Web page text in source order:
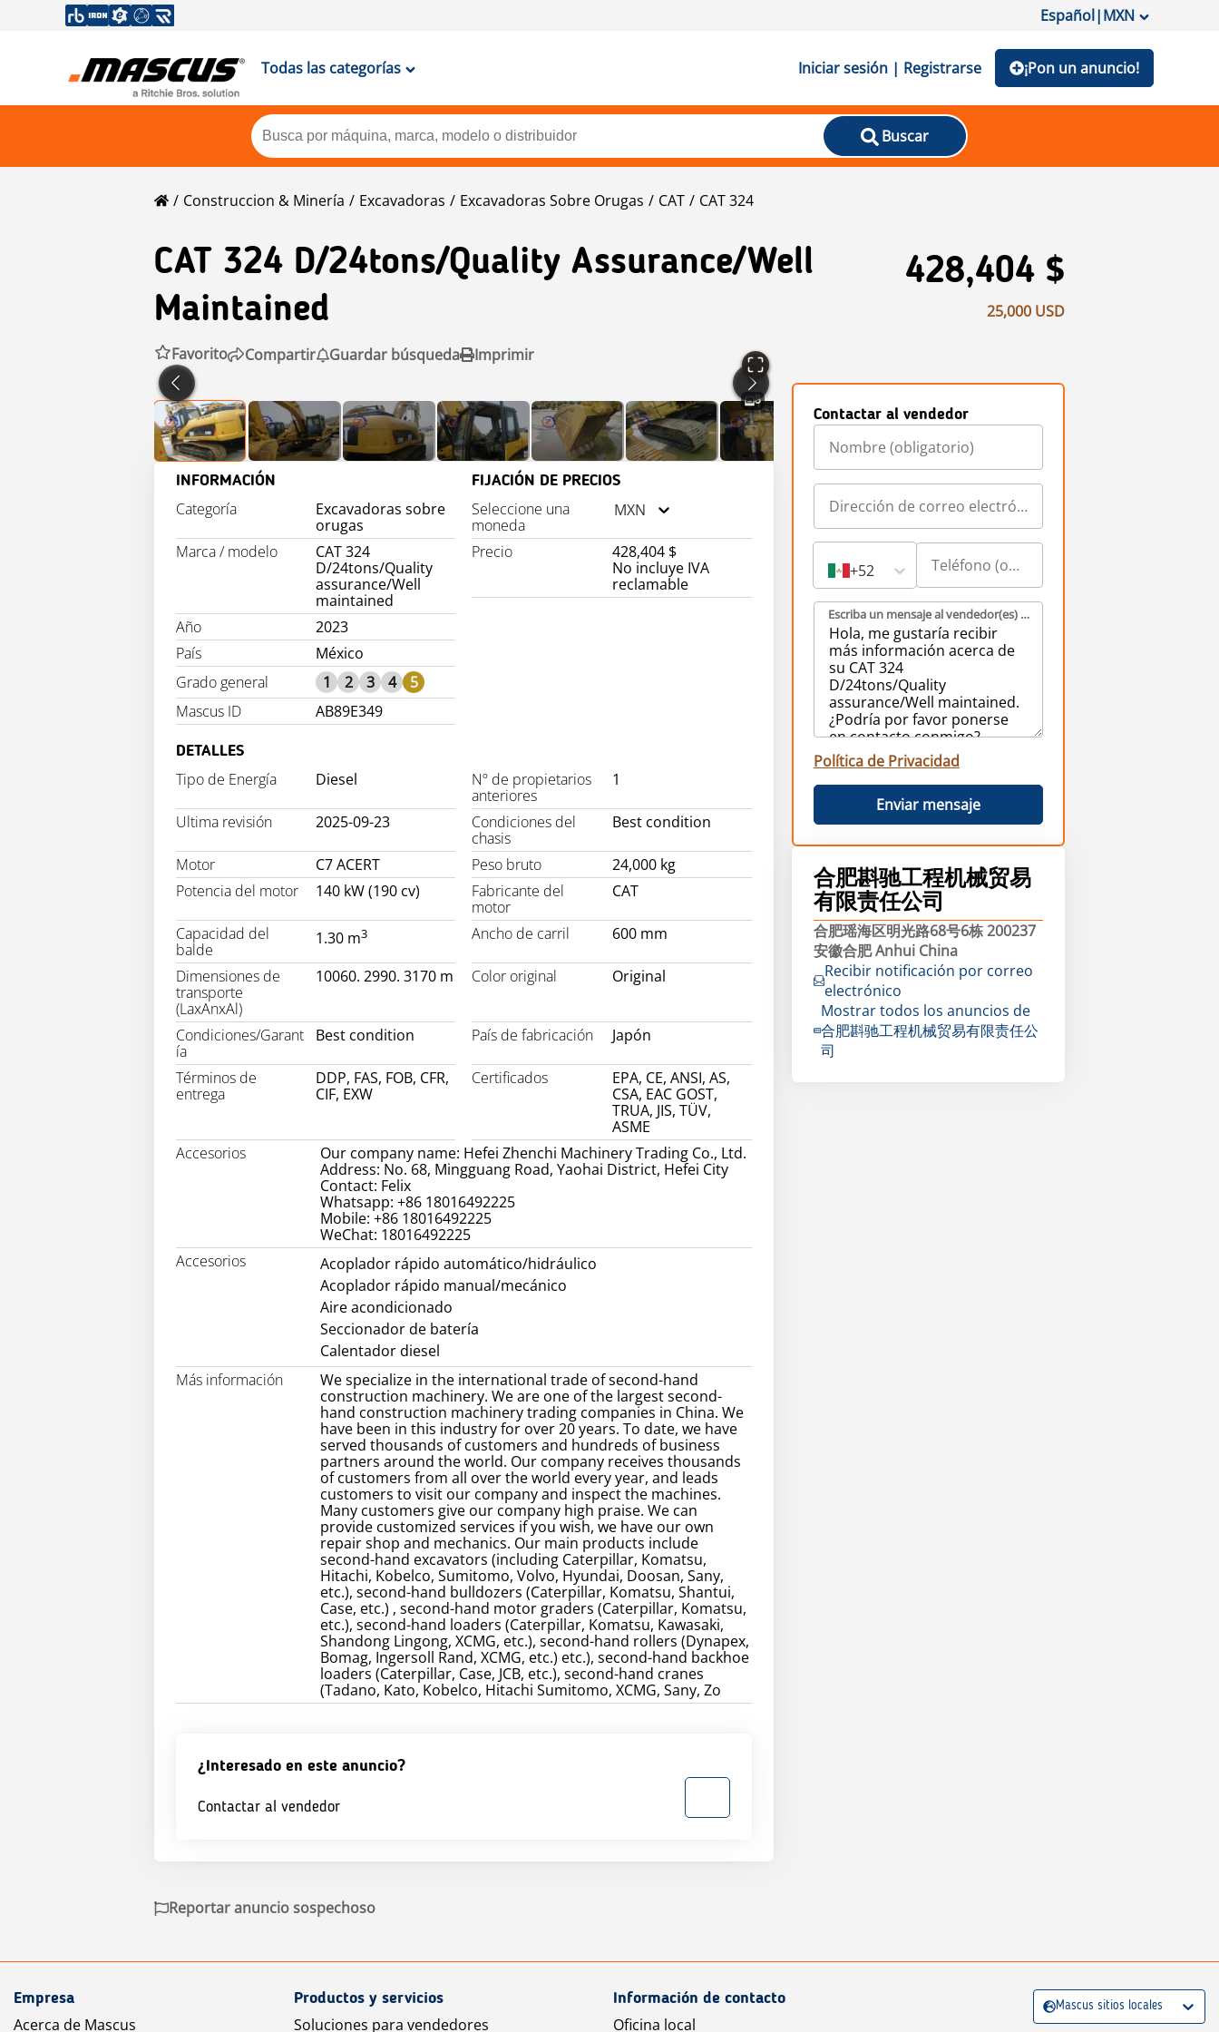
Español|MXN
Todas las categorías Iniciar sesión | Registrarse ¡Pon un anuncio!
Buscar
Construccion & Minería Excavadoras Excavadoras Sobre Orugas CAT CAT 324
CAT 324 D/24tons/Quality Assurance/Well
Maintained
428,404 $
25,000 USD
Favorito Compartir Guardar búsqueda Imprimir
8
INFORMACIÓN
Categoría
Excavadoras sobre
orugas
Marca / modelo
CAT 324
D/24tons/Quality
assurance/Well
maintained
Año
2023
País
México
Grado general
1 2 3 4
5
Mascus ID
AB89E349
FIJACIÓN DE PRECIOS
Seleccione una
moneda
MXN
Precio
428,404 $
No incluye IVA
reclamable
DETALLES
Tipo de Energía Diesel
Nº de propietarios
anteriores
1
Ultima revisión 2025-09-23
Condiciones del
chasis
Best condition
Motor C7 ACERT Peso bruto
24,000 kg
Potencia del motor
140 kW (190 cv)
Fabricante del
motor
CAT
Capacidad del
balde
1.30 m3 Ancho de carril 600 mm
Dimensiones de
transporte
(LaxAnxAl)
10060. 2990. 3170 m Color original Original
Condiciones/Garant
ía
Best condition País de fabricación Japón
Términos de
entrega
DDP, FAS, FOB, CFR,
CIF, EXW
Certificados
EPA, CE, ANSI, AS,
CSA, EAC GOST,
TRUA, JIS, TÜV,
ASME
Accesorios
Our company name: Hefei Zhenchi Machinery Trading Co., Ltd.
Address: No. 68, Mingguang Road, Yaohai District, Hefei City
Contact: Felix
Whatsapp: +86 18016492225
Mobile: +86 18016492225
WeChat: 18016492225
Accesorios
Acoplador rápido automático/hidráulico
Acoplador rápido manual/mecánico
Aire acondicionado
Seccionador de batería
Calentador diesel
Más información
We specialize in the international trade of second-hand
construction machinery. We are one of the largest second-
hand construction machinery trading companies in China. We
have been in this industry for over 20 years. To date, we have
served thousands of customers and hundreds of business
partners around the world. Our company receives thousands
of customers from all over the world every year, and leads
customers to visit our company and inspect the machines.
Many customers give our company high praise. We can
provide customized services if you wish, we have our own
repair shop and mechanics. Our main products include
second-hand excavators (including Caterpillar, Komatsu,
Hitachi, Kobelco, Sumitomo, Volvo, Hyundai, Doosan, Sany,
etc.), second-hand bulldozers (Caterpillar, Komatsu, Shantui,
Case, etc.) , second-hand motor graders (Caterpillar, Komatsu,
etc.), second-hand loaders (Caterpillar, Komatsu, Kawasaki,
Shandong Lingong, XCMG, etc.), second-hand rollers (Dynapex,
Bomag, Ingersoll Rand, XCMG, etc.) etc.), second-hand backhoe
loaders (Caterpillar, Case, JCB, etc.), second-hand cranes
(Tadano, Kato, Kobelco, Hitachi Sumitomo, XCMG, Sany, Zo
¿Interesado en este anuncio?
Contactar al vendedor
Contactar al vendedor
+52
Escriba un mensaje al vendedor(es) (obligatorio)
Política de Privacidad
Enviar mensaje
合肥斟驰工程机械贸易
有限责任公司
合肥瑶海区明光路68号6栋 200237
安徽合肥 Anhui China
Recibir notificación por correo
electrónico
Mostrar todos los anuncios de
合肥斟驰工程机械贸易有限责任公
司
Reportar anuncio sospechoso
Empresa
Acerca de Mascus
Productos y servicios
Soluciones para vendedores
Información de contacto
Oficina local
Mascus sitios locales